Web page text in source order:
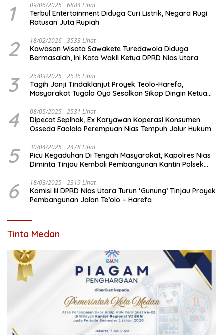
1 09/06/2025 6884 Lihat
Terbul Entertainment Diduga Curi Listrik, Negara Rugi
Ratusan Juta Rupiah
2 18/02/2026 3533 Lihat
Kawasan Wisata Sawakete Turedawola Diduga
Bermasalah, Ini Kata Wakil Ketua DPRD Nias Utara
3 26/03/2025 2636 Lihat
Tagih Janji Tindaklanjut Proyek Teolo-Harefa,
Masyarakat Tugala Oyo Sesalkan Sikap Dingin Ketua
4 08/05/2025 2531 Lihat
Dipecat Sepihak, Ex Karyawan Koperasi Konsumen
Osseda Faolala Perempuan Nias Tempuh Jalur Hukum
5 30/04/2025 2478 Lihat
Picu Kegaduhan Di Tengah Masyarakat, Kapolres Nias
Diminta Tinjau Kembali Pembangunan Kantin Polsek
6 18/03/2025 2319 Lihat
Komisi III DPRD Nias Utara Turun ‘Gunung’ Tinjau Proyek
Pembangunan Jalan Te’olo – Harefa
Tinta Medan